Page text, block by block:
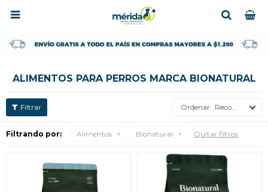

ALIMENTOS PARA PERROS MARCA BIONATURAL
Recomendados
Filtrando por: Alimentos Bionatural Quitar filtros